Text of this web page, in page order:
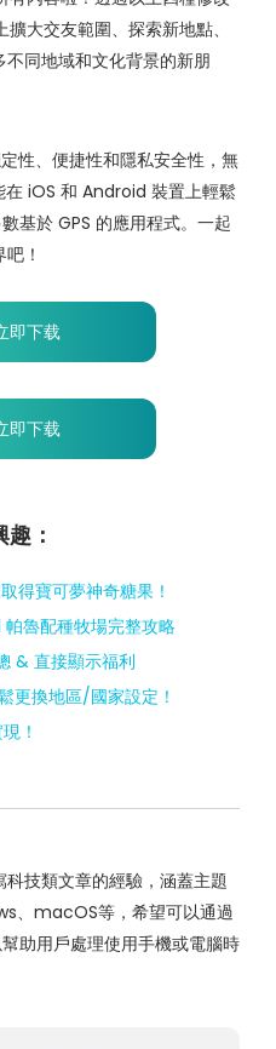
大交友範圍、探索新地點、
同地域和文化背景的新朋
性、便捷性和隱私安全性，無
iOS 和 Android 裝置上輕鬆
基於 GPS 的應用程式。一起
！
即下载
即下载
：
得寶可夢神奇糖果！
帕魯配種牧場完整攻略
& 直接顯示福利
更換地區/國家設定！
！
技類文章的經驗，涵蓋主題
、macOS等，希望可以通過
助用戶處理使用手機或電腦時